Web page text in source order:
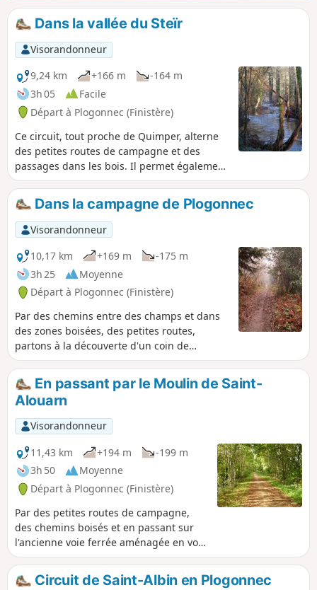
Dans la vallée du Steïr
Visorandonneur
9,24 km
+166 m
-164 m
3h 05
Facile
Départ à Plogonnec (Finistère)
Ce circuit, tout proche de Quimper, alterne
des petites routes de campagne et des
passages dans les bois. Il permet également
de longer la rive droite de la rivière Le Steïr
et de découvrir ce fond de vallée et les
aménagements pour la voie ferrée Quimper-
Brest. Au départ, la petite chapelle Seznec,
datant de 1673 avec son calvaire dans
l'enclos.
Dans la campagne de Plogonnec
Visorandonneur
10,17 km
+169 m
-175 m
3h 25
Moyenne
Départ à Plogonnec (Finistère)
Par des chemins entre des champs et dans
des zones boisées, des petites routes,
partons à la découverte d'un coin de
campagne avec son patrimoine religieux.
En passant par le Moulin de Saint-
Alouarn
Visorandonneur
11,43 km
+194 m
-199 m
3h 50
Moyenne
Départ à Plogonnec (Finistère)
Par des petites routes de campagne,
des chemins boisés et en passant sur
l'ancienne voie ferrée aménagée en voie
verte, allons voir le vieux moulin féodal
de Saint-Alouarn.
Circuit de Saint-Albin en Plogonnec